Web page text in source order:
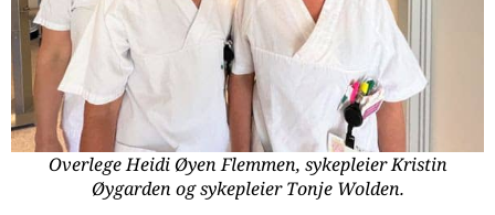
Overlege Heidi Øyen Flemmen, sykepleier Kristin
Øygarden og sykepleier Tonje Wolden.